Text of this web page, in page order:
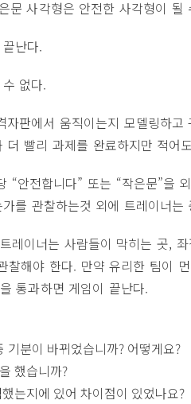
문 사각형은 안전한 사각형이 될
난다.
없다.
자판에서 움직이는지 모델링하
더 빨리 과제를 완료하지만 적어
“안전합니다” 또는 “작은문”을
를 관찰하는것 외에 트레이너는
레이너는 사람들이 막히는 곳,
찰해야 한다. 만약 유리한 팀이
통과하면 게임이 끝난다.
기분이 바뀌었습니까? 어떻게요?
했습니까?
는지에 있어 차이점이 있었나요?